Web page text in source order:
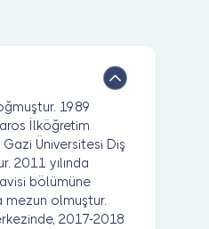
1989
İlköğretim
Üniversitesi Diş
2011 yılında
bölümüne
mezun olmuştur.
2017-2018